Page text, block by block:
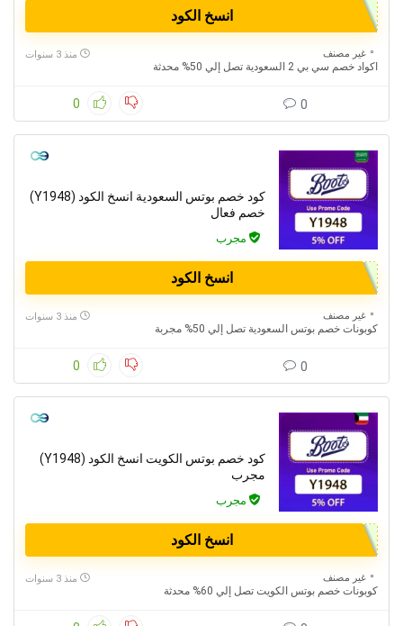
انسخ الكود
غير مصنف
اكواد خصم سي بي 2 السعودية تصل إلي 50% محدثة
منذ 3 سنوات
0 0
كود خصم بوتس السعودية انسخ الكود (Y1948)
خصم فعال
مجرب
انسخ الكود
غير مصنف
كوبونات خصم بوتس السعودية تصل إلي 50% مجربة
منذ 3 سنوات
0 0
كود خصم بوتس الكويت انسخ الكود (Y1948)
مجرب
مجرب
انسخ الكود
غير مصنف
كوبونات خصم بوتس الكويت تصل إلي 60% محدثة
منذ 3 سنوات